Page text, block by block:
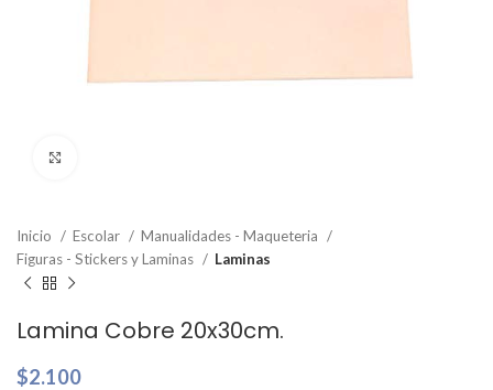
Inicio Escolar
Manualidades - Maqueteria
Figuras - Stickers y Laminas
Laminas
Lamina Cobre 20x30cm.
$2.100